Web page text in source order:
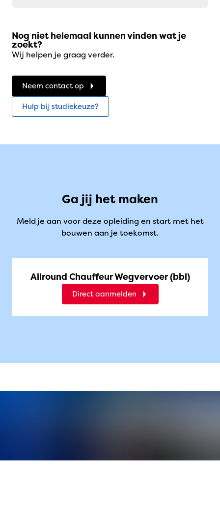
Nog niet helemaal kunnen vinden wat je
zoekt?
Wij helpen je graag verder.
Neem contact op
Hulp bij studiekeuze?
Ga jij het maken
Meld je aan voor deze opleiding en start met het
bouwen aan je toekomst.
Allround Chauffeur Wegvervoer (bbl)
Direct aanmelden